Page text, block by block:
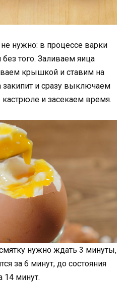
нужно: в процессе варки
того. Заливаем яица
крышкой и ставим на
и сразу выключаем
и засекаем время.
нужно ждать 3 минуты,
за 6 минут, до состояния
14 минут.